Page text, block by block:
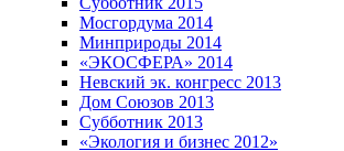
Мосгордума 2014
Минприроды 2014
«ЭКОСФЕРА» 2014
Невский эк. конгресс 2013
Дом Союзов 2013
Субботник 2013
«Экология и бизнес 2012»